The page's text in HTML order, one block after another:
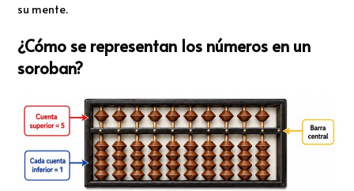
su mente.
¿Cómo se representan los números en un
soroban?